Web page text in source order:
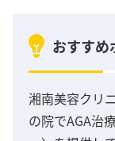
おすすめ
湘南美容クリ
の院でAGA治